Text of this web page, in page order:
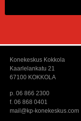
Konekeskus Kokkola
Kaarlelankatu 21
67100 KOKKOLA
p. 06 866 2300
f. 06 868 0401
mail@kp-konekeskus.com